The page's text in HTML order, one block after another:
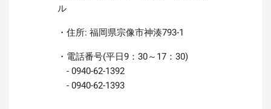
ル
・住所: 福岡県宗像市神湊793-1
・電話番号(平日9：30～17：30)
- 0940-62-1392
- 0940-62-1393